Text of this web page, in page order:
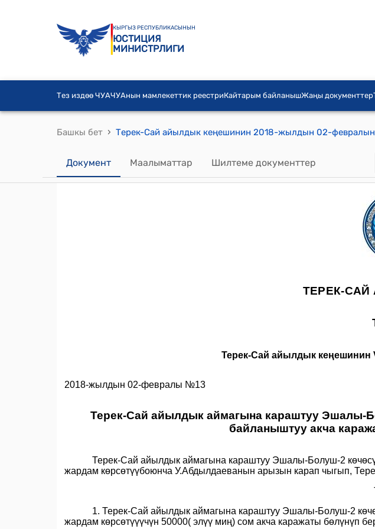
КЫРГЫЗ РЕСПУБЛИКАСЫНЫН
ЮСТИЦИЯ
МИНИСТРЛИГИ
Тез издөө ЧУАЧУАнын мамлекеттик реестриКайтарым байланышЖаңы документтер
Башкы бет ›
Документ Маалыматтар Шилтеме документтер